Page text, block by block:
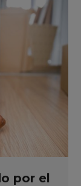
por el